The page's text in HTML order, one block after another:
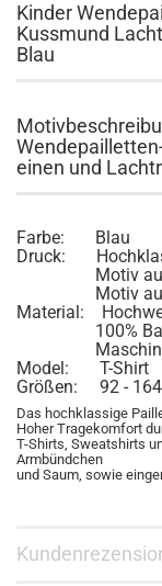
Kinder
Kussmund
Blau
einen und
Farbe: Blau
Druck:
Motiv auf der
Motiv aus
Material:
100%
Model: T-Shirt
Größen: 92 - 164
Das hochklassige
Hoher Tragekomfort
T-Shirts, Sweatshirts
Armbündchen
und Saum, sowie